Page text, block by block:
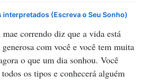
interpretados (Escreva o Seu Sonho)
correndo diz que a vida está
com você e você tem muita
o que um dia sonhou. Você
os tipos e conhecerá alguém